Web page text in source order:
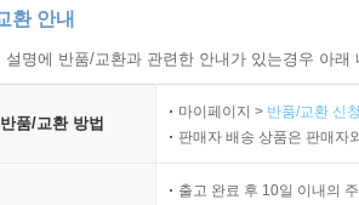
환 안내
명에 반품/교환과 관련한 안내가 있는경우 아
반품/교환 방법
마이페이지 > 반품/교환 신
판매자 배송 상품은 판매자
출고 완료 후 10일 이내의